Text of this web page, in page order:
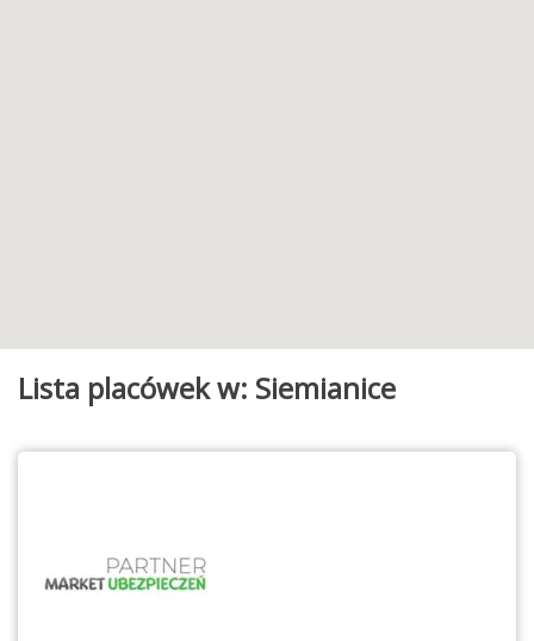
Lista placówek w: Siemianice